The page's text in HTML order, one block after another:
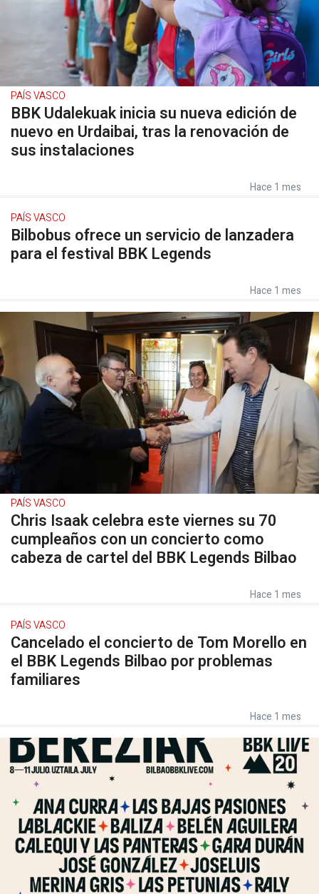
PAÍS VASCO
BBK Udalekuak inicia su nueva edición de
nuevo en Urdaibai, tras la renovación de
sus instalaciones
Hace 1 mes
PAÍS VASCO
Bilbobus ofrece un servicio de lanzadera
para el festival BBK Legends
Hace 1 mes
PAÍS VASCO
Chris Isaak celebra este viernes su 70
cumpleaños con un concierto como
cabeza de cartel del BBK Legends Bilbao
Hace 1 mes
PAÍS VASCO
Cancelado el concierto de Tom Morello en
el BBK Legends Bilbao por problemas
familiares
Hace 1 mes